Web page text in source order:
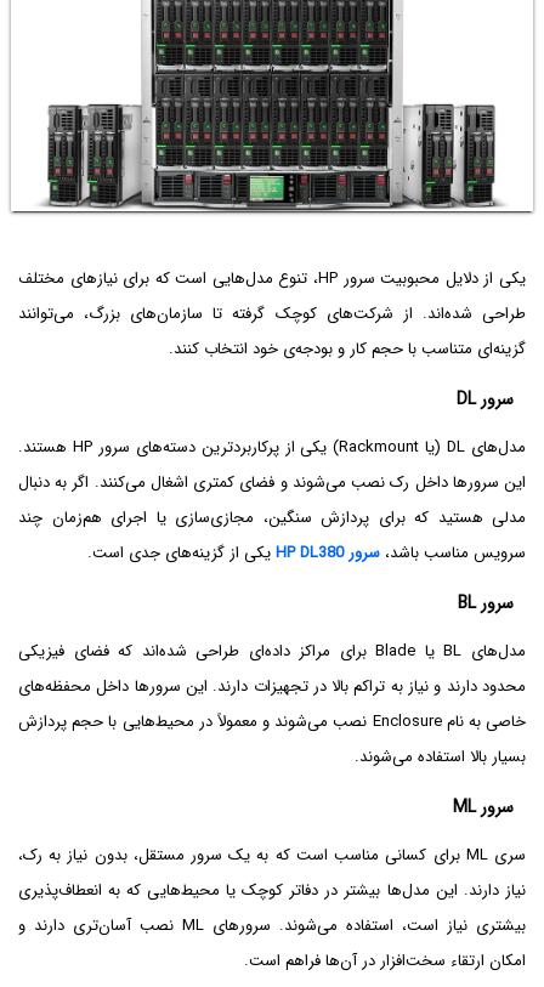
یکی از دلایل محبوبیت سرور HP، تنوع مدل‌هایی است که برای نیازهای مختلف
طراحی شده‌اند. از شرکت‌های کوچک گرفته تا سازمان‌های بزرگ، می‌توانند
گزینه‌ای متناسب با حجم کار و بودجه‌ی خود انتخاب کنند.
سرور DL
مدل‌های DL (یا Rackmount) یکی از پرکاربردترین دسته‌های سرور HP هستند.
این سرورها داخل رک نصب می‌شوند و فضای کمتری اشغال می‌کنند. اگر به دنبال
مدلی هستید که برای پردازش سنگین، مجازی‌سازی یا اجرای هم‌زمان چند
سرویس مناسب باشد، سرور HP DL380 یکی از گزینه‌های جدی است.
سرور BL
مدل‌های BL یا Blade برای مراکز داده‌ای طراحی شده‌اند که فضای فیزیکی
محدود دارند و نیاز به تراکم بالا در تجهیزات دارند. این سرورها داخل محفظه‌های
خاصی به نام Enclosure نصب می‌شوند و معمولاً در محیط‌هایی با حجم پردازش
بسیار بالا استفاده می‌شوند.
سرور ML
سری ML برای کسانی مناسب است که به یک سرور مستقل، بدون نیاز به رک،
نیاز دارند. این مدل‌ها بیشتر در دفاتر کوچک یا محیط‌هایی که به انعطاف‌پذیری
بیشتری نیاز است، استفاده می‌شوند. سرورهای ML نصب آسان‌تری دارند و
امکان ارتقاء سخت‌افزار در آن‌ها فراهم است.